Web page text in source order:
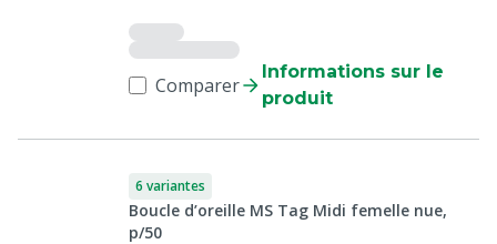
Comparer
Informations sur le
produit
6 variantes
Boucle d’oreille MS Tag Midi femelle nue,
p/50